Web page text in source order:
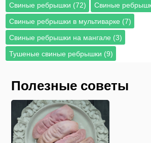
Свиные ребрышки (72)
Свиные
Свиные ребрышки в мультиварке (7)
Свиные ребрышки на мангале (3)
Тушеные свиные ребрышки (9)
Полезные советы